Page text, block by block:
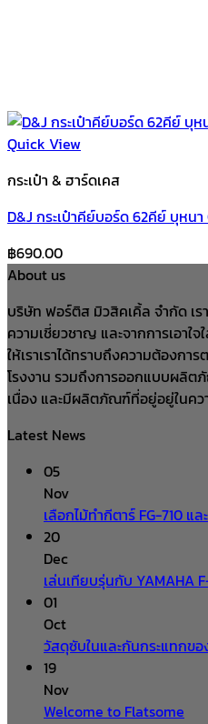
Quick View
กระเป๋า & ฮาร์ดเคส
D&J กระเป๋าคีย์บอร์ด 62คีย์ บุหน
฿690.00
About us
บริษัท ฟอร์ติส มิวสิคเคิ้ล จำกัด เร
ความเชี่ยวชาญ และจากการเอาใ
ให้เราเราได้ทราบถึงความต้องก
โรงงาน รวมถึงการออกแบบผลิต
เนื่อง และมีผลิตภัณฑ์ที่อยู่อยู่ในคว
Latest News
05
Nov
เลือกไม้ทำกีตาร์ FG-710 แ
20
Dec
เล่นเทียบรุ่นกับ YAMAHA
01
Oct
วัสดุซับในและกันกระแทกขอ
19
Nov
Welcome to Flatsome